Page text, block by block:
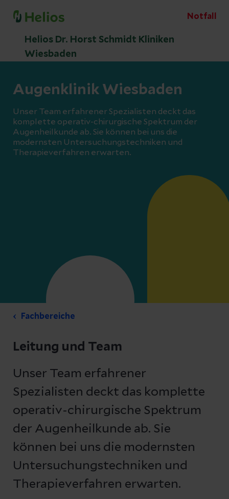
Notfall
Helios Dr. Horst Schmidt Kliniken
Wiesbaden
Augenklinik Wiesbaden
Unser Team erfahrener Spezialisten deckt das
komplette operativ-chirurgische Spektrum der
Augenheilkunde ab. Sie können bei uns die
modernsten Untersuchungstechniken und
Therapieverfahren erwarten.
Fachbereiche
Leitung und Team
Unser Team erfahrener
Spezialisten deckt das komplette
operativ-chirurgische Spektrum
der Augenheilkunde ab. Sie
können bei uns die modernsten
Untersuchungstechniken und
Therapieverfahren erwarten.